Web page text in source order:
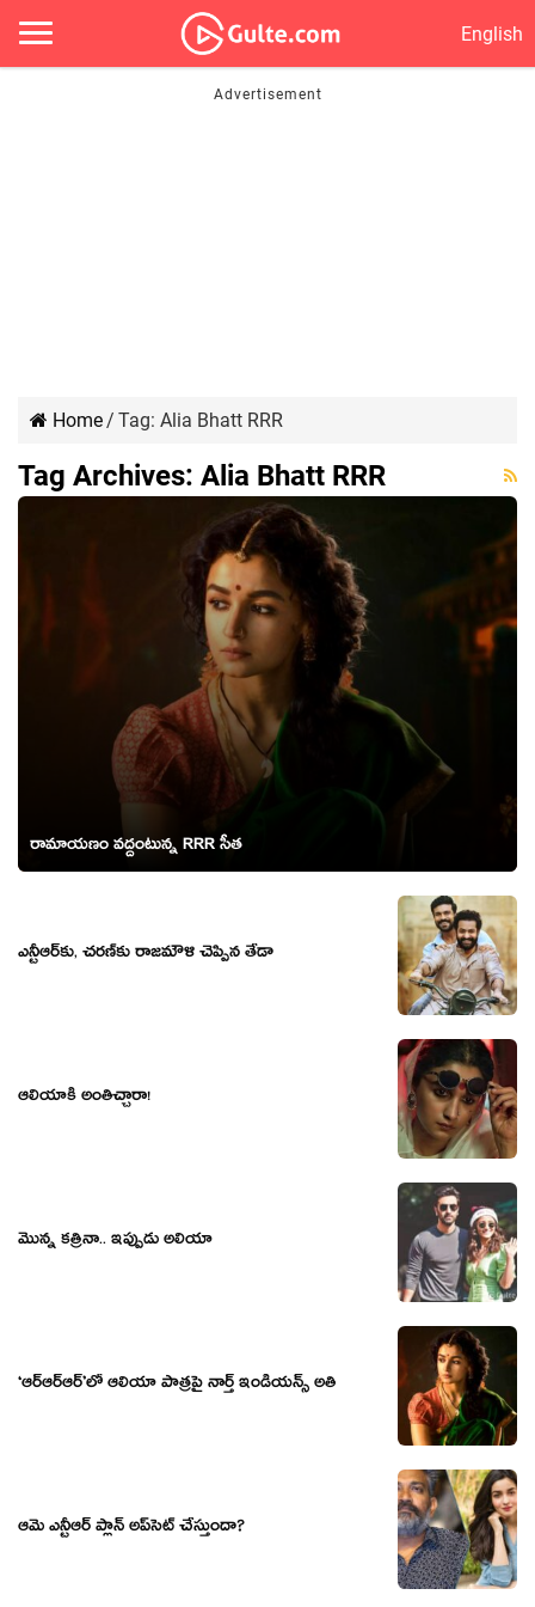
English
Home/ Tag: Alia Bhatt RRR
Tag Archives: Alia Bhatt RRR
రామాయణం వద్దంటున్న RRR సీత
ఎన్టీఆర్‌కు, చ‌ర‌ణ్‌కు రాజ‌మౌళి చెప్పిన తేడా
ఆలియాకి అంతిచ్చారా!
మొన్న కత్రినా.. ఇప్పుడు అలియా
‘ఆర్ఆర్ఆర్‌’లో ఆలియా పాత్ర‌పై నార్త్ ఇండియ‌న్స్ అతి
ఆమె ఎన్టీఆర్‍ ప్లాన్‍ అప్‍సెట్‍ చేస్తుందా?